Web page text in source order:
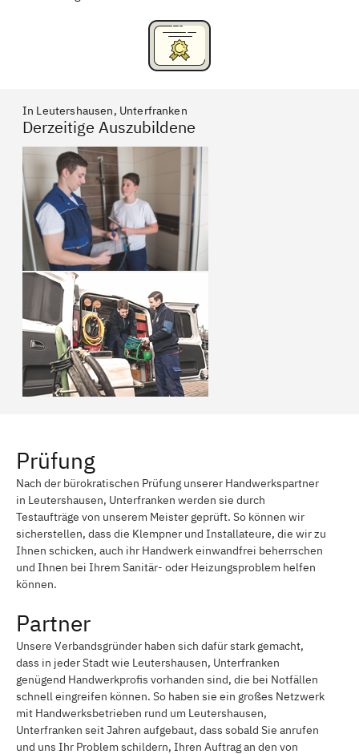
In Leutershausen, Unterfranken
Derzeitige Auszubildene
Prüfung
Nach der bürokratischen Prüfung unserer Handwerkspartner
in Leutershausen, Unterfranken werden sie durch
Testaufträge von unserem Meister geprüft. So können wir
sicherstellen, dass die Klempner und Installateure, die wir zu
Ihnen schicken, auch ihr Handwerk einwandfrei beherrschen
und Ihnen bei Ihrem Sanitär- oder Heizungsproblem helfen
können.
Partner
Unsere Verbandsgründer haben sich dafür stark gemacht,
dass in jeder Stadt wie Leutershausen, Unterfranken
genügend Handwerkprofis vorhanden sind, die bei Notfällen
schnell eingreifen können. So haben sie ein großes Netzwerk
mit Handwerksbetrieben rund um Leutershausen,
Unterfranken seit Jahren aufgebaut, dass sobald Sie anrufen
und uns Ihr Problem schildern, Ihren Auftrag an den von